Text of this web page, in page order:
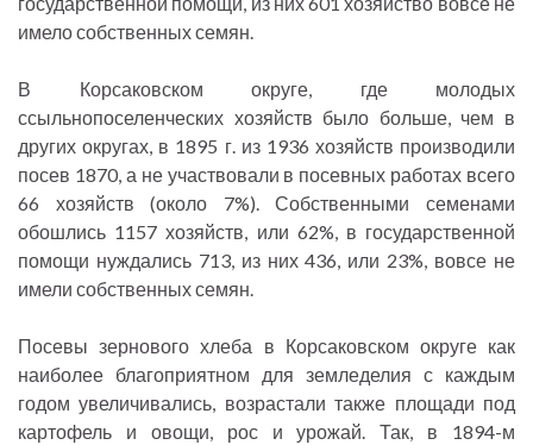
имело собственных семян.
В Корсаковском округе, где молодых
ссыльнопоселенческих хозяйств было больше, чем в
других округах, в 1895 г. из 1936 хозяйств производили
посев 1870, а не участвовали в посевных работах всего
66 хозяйств (около 7%). Собственными семенами
обошлись 1157 хозяйств, или 62%, в государственной
помощи нуждались 713, из них 436, или 23%, вовсе не
имели собственных семян.
Посевы зернового хлеба в Корсаковском округе как
наиболее благоприятном для земледелия с каждым
годом увеличивались, возрастали также площади под
картофель и овощи, рос и урожай. Так, в 1894-м